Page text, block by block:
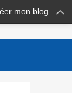
mon blog